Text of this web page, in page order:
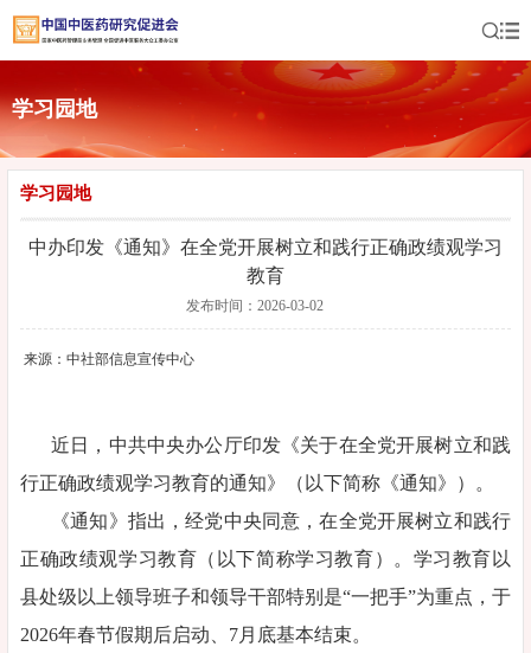
学习园地
学习园地
中办印发《通知》在全党开展树立和践行正确政绩观学习
教育
发布时间：2026-03-02
来源：中社部信息宣传中心
近日，中共中央办公厅印发《关于在全党开展树立和践
行正确政绩观学习教育的通知》（以下简称《通知》）。
《通知》指出，经党中央同意，在全党开展树立和践行
正确政绩观学习教育（以下简称学习教育）。学习教育以
县处级以上领导班子和领导干部特别是“一把手”为重点，于
2026年春节假期后启动、7月底基本结束。